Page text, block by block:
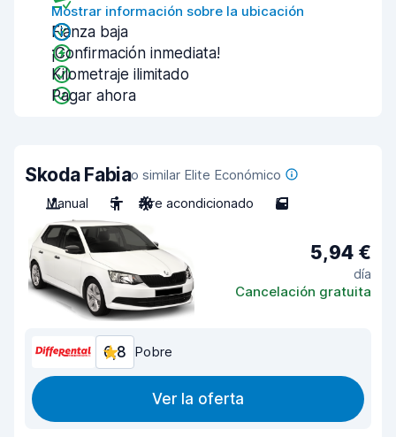
Mostrar información sobre la ubicación
Fianza baja
¡Confirmación inmediata!
Kilometraje ilimitado
Pagar ahora
Skoda Fabiao similar Elite Económico
Manual
5 Aire acondicionado 5
5,94 €
día
Cancelación gratuita
6,8 Pobre
Ver la oferta